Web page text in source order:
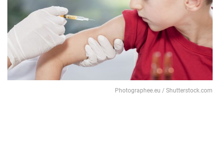
Photographee.eu / Shutterstock.com